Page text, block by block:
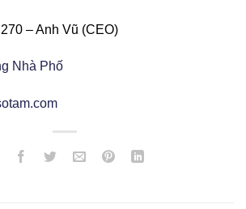
– Anh Vũ (CEO)
Nhà Phố